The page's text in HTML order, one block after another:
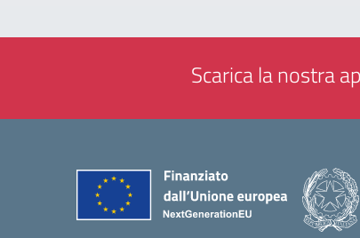
Scarica la nostra